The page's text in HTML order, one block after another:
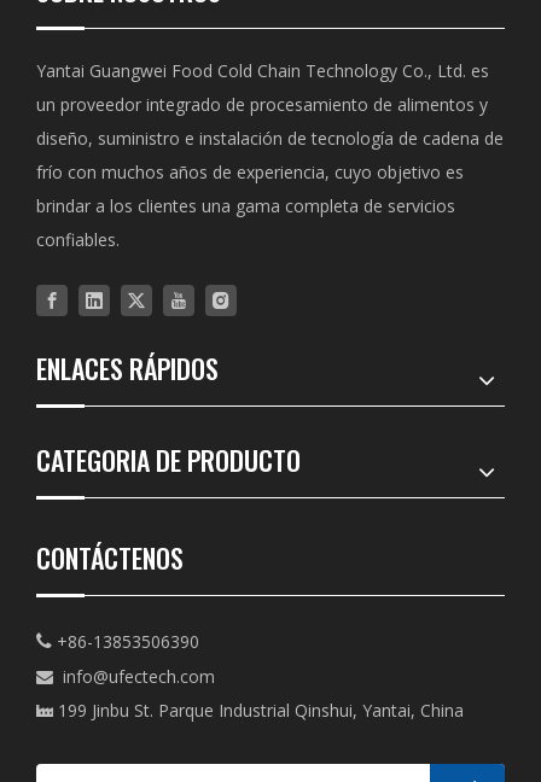
Yantai Guangwei Food Cold Chain Technology Co., Ltd. es
un proveedor integrado de procesamiento de alimentos y
diseño, suministro e instalación de tecnología de cadena de
frío con muchos años de experiencia, cuyo objetivo es
brindar a los clientes una gama completa de servicios
confiables.
ENLACES RÁPIDOS
CATEGORIA DE PRODUCTO
CONTÁCTENOS
 +86-13853506390
 info@ufectech.com
 199 Jinbu St. Parque Industrial Qinshui, Yantai, China